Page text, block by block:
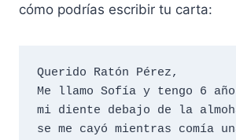
cómo podrías escribir tu carta:
Querido Ratón Pérez,
Me llamo Sofía y tengo 6
mi diente debajo de la
se me cayó mientras comía